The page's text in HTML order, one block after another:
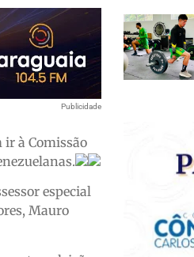
Publicidade
à Comissão
especial
Mauro